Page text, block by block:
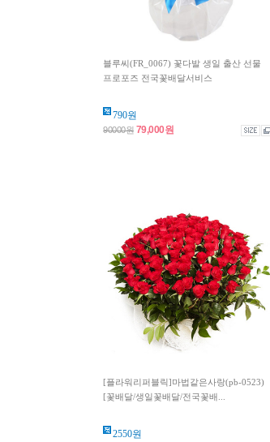
블루씨(FR_0067) 꽃다발 생일 출산 선물
프로포즈 전국꽃배달서비스
790원
90000원 79,000원
[플라워리퍼블릭]마법같은사랑(pb-0523)
[꽃배달/생일꽃배달/전국꽃배...
2550원